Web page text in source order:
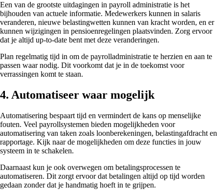
Een van de grootste uitdagingen in payroll administratie is het
bijhouden van actuele informatie. Medewerkers kunnen in salaris
veranderen, nieuwe belastingwetten kunnen van kracht worden, en er
kunnen wijzigingen in pensioenregelingen plaatsvinden. Zorg ervoor
dat je altijd up-to-date bent met deze veranderingen.
Plan regelmatig tijd in om de payrolladministratie te herzien en aan te
passen waar nodig. Dit voorkomt dat je in de toekomst voor
verrassingen komt te staan.
4. Automatiseer waar mogelijk
Automatisering bespaart tijd en vermindert de kans op menselijke
fouten. Veel payrollsystemen bieden mogelijkheden voor
automatisering van taken zoals loonberekeningen, belastingafdracht en
rapportage. Kijk naar de mogelijkheden om deze functies in jouw
systeem in te schakelen.
Daarnaast kun je ook overwegen om betalingsprocessen te
automatiseren. Dit zorgt ervoor dat betalingen altijd op tijd worden
gedaan zonder dat je handmatig hoeft in te grijpen.